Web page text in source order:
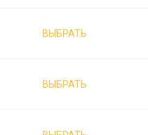
ВЫБРАТЬ
ВЫБРАТЬ